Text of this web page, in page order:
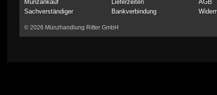
Münzankauf
Sachverständiger
Lieferzeiten
Bankverbindung
AGB
© 2026 Münzhandlung Ritter GmbH